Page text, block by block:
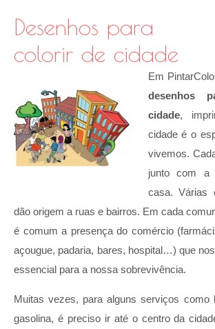
Desenhos para
colorir de cidade
Em
desenhos
cidade,
cidade é o
vivemos.
junto com a
casa. Várias
dão origem a ruas e bairros. Em cada
é comum a presença do comércio
açougue, padaria, bares, hospital…) que
essencial para a nossa sobrevivência.
Muitas vezes, para alguns serviços como
gasolina, é preciso ir até o centro da